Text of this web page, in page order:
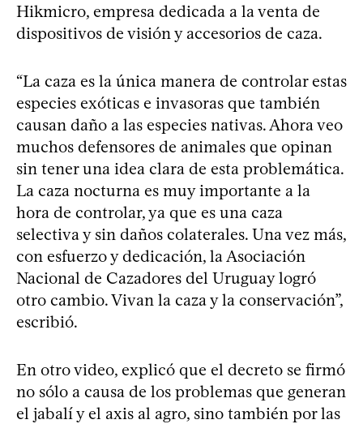
Hikmicro, empresa dedicada a la venta de
dispositivos de visión y accesorios de caza.
“La caza es la única manera de controlar estas
especies exóticas e invasoras que también
causan daño a las especies nativas. Ahora veo
muchos defensores de animales que opinan
sin tener una idea clara de esta problemática.
La caza nocturna es muy importante a la
hora de controlar, ya que es una caza
selectiva y sin daños colaterales. Una vez más,
con esfuerzo y dedicación, la Asociación
Nacional de Cazadores del Uruguay logró
otro cambio. Vivan la caza y la conservación”,
escribió.
En otro video, explicó que el decreto se firmó
no sólo a causa de los problemas que generan
el jabalí y el axis al agro, sino también por las